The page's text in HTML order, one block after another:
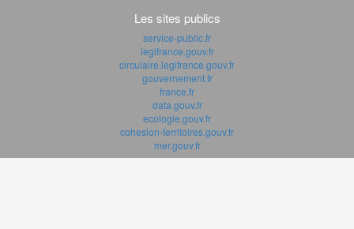
Les sites publics
service-public.fr
legifrance.gouv.fr
circulaire.legifrance.gouv.fr
gouvernement.fr
france.fr
data.gouv.fr
ecologie.gouv.fr
cohesion-territoires.gouv.fr
mer.gouv.fr